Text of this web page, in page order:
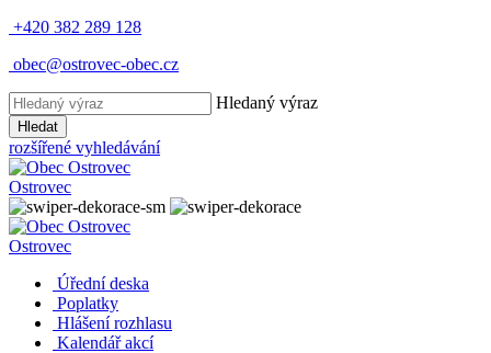
+420 382 289 128
obec@ostrovec-obec.cz
Hledaný výraz
Hledat
rozšířené vyhledávání
Ostrovec
Ostrovec
Úřední deska
Poplatky
Hlášení rozhlasu
Kalendář akcí